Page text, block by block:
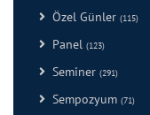
Özel Günler (115)
Panel (123)
Seminer (291)
Sempozyum (71)